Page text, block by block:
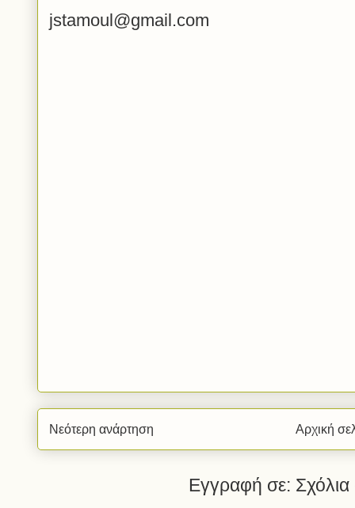
jstamoul@gmail.com
Νεότερη ανάρτηση Αρχική
Εγγραφή σε: